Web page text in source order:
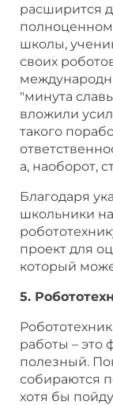
расширится
школы,
своих
"минута
вложили
такого
а, наоборот,
Благодаря
школьники
проект для
который
5.
работы – это
полезный.
собираются
хотя бы